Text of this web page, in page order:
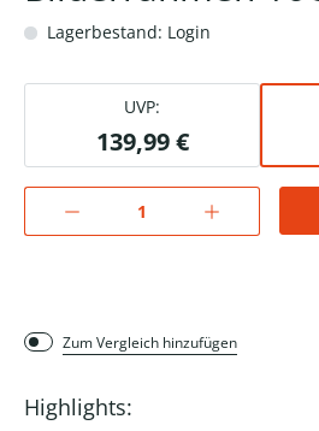
Lagerbestand: Login
UVP:
139,99 €
Zum Vergleich hinzufügen
Highlights: